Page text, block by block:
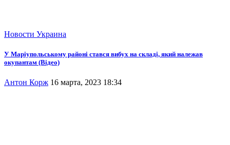
Новости Украина
У Маріупольському районі стався вибух на складі, який належав
окупантам (Відео)
Антон Корж 16 марта, 2023 18:34